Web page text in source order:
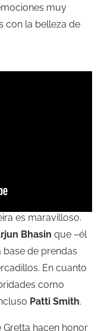
muy
con la belleza de
es maravilloso.
Bhasin que –él
de prendas
En cuanto
como
Patti Smith.
hacen honor